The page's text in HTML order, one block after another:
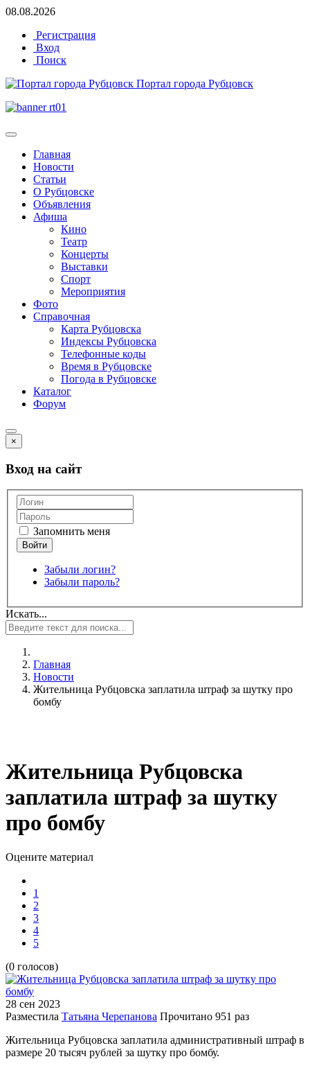
08.08.2026
Регистрация
Вход
Поиск
Портал города Рубцовск
Главная
Новости
Статьи
О Рубцовске
Объявления
Афиша
Кино
Театр
Концерты
Выставки
Спорт
Мероприятия
Фото
Справочная
Карта Рубцовска
Индексы Рубцовска
Телефонные коды
Время в Рубцовске
Погода в Рубцовске
Каталог
Форум
×
Вход на сайт
Запомнить меня
Забыли логин?
Забыли пароль?
Искать...
Главная
Новости
Жительница Рубцовска заплатила штраф за шутку про
бомбу
Жительница Рубцовска
заплатила штраф за шутку
про бомбу
Оцените материал
1
2
3
4
5
(0 голосов)
28 сен 2023
Разместила Татьяна Черепанова Прочитано 951 раз
Жительница Рубцовска заплатила административный штраф в
размере 20 тысяч рублей за шутку про бомбу.